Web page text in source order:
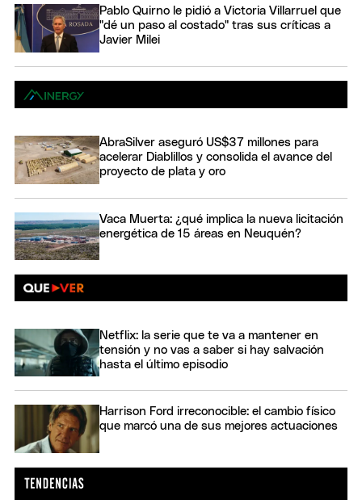
Pablo Quirno le pidió a Victoria Villarruel que
"dé un paso al costado" tras sus críticas a
Javier Milei
AbraSilver aseguró US$37 millones para
acelerar Diablillos y consolida el avance del
proyecto de plata y oro
Vaca Muerta: ¿qué implica la nueva licitación
energética de 15 áreas en Neuquén?
Netflix: la serie que te va a mantener en
tensión y no vas a saber si hay salvación
hasta el último episodio
Harrison Ford irreconocible: el cambio físico
que marcó una de sus mejores actuaciones